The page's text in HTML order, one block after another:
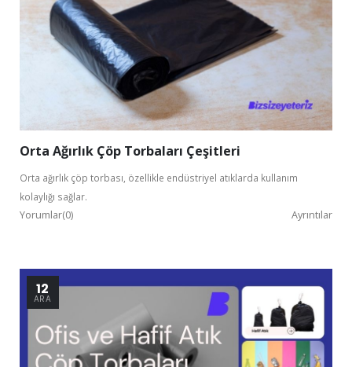
Orta Ağırlık Çöp Torbaları Çeşitleri
Orta ağırlık çöp torbası, özellikle endüstriyel atıklarda kullanım
kolaylığı sağlar.
Yorumlar(0) Ayrıntılar
12
ARA